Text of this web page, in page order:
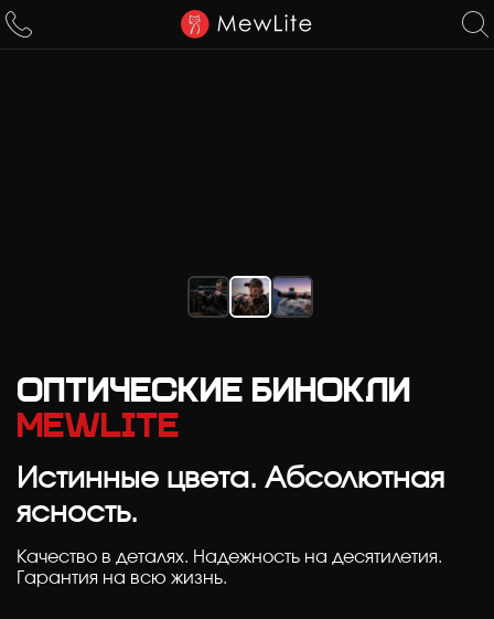
ОФИЦИАЛЬНЫЙ
МАГАЗИН
Оптические бинокли
MewLite
Истинные цвета. Абсолютная
ясность.
Качество в деталях. Надежность на десятилетия.
Гарантия на всю жизнь.